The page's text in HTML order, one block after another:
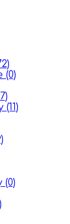
(0)
(11)
(0)